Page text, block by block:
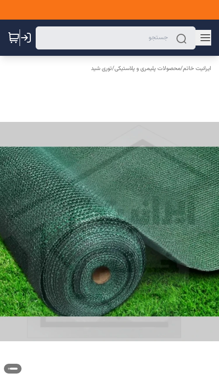
ایرانیت خاتم/محصولات پلیمری و پلاستیکی/توری شید